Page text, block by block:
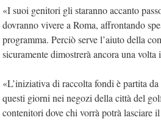
«I suoi genitori gli staranno accanto
dovranno vivere a Roma, affrontando
programma. Perciò serve l’aiuto della
sicuramente dimostrerà ancora una volta
«L’iniziativa di raccolta fondi è partita
questi giorni nei negozi della città del
contenitori dove chi vorrà potrà lasciare